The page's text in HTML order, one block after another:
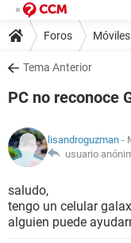
Foros
Tema Anterior
PC no reconoce
lisandroguzman -
usuario
saludo,
tengo un celular
alguien puede